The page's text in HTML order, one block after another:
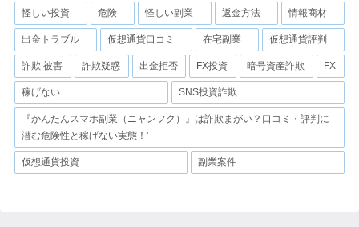
怪しい投資 危険 怪しい副業 返金方法 情報商材
出金トラブル 仮想通貨口コミ 在宅副業 仮想通貨評判
詐欺 被害 詐欺疑惑 出金拒否 FX投資 暗号資産詐欺 FX
稼げない SNS投資詐欺
『かんたんスマホ副業（ニャンフク）』は詐欺まがい？口コミ・評判に
潜む危険性と稼げない実態！'
仮想通貨投資 副業案件